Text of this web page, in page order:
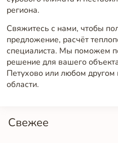
Свежее
региона.
Свяжитесь с нами, чтобы
предложение, расчёт
специалиста. Мы поможем
решение для вашего
Петухово или любом другом
области.